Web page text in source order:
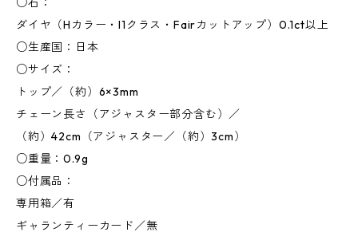
ダイヤ（Hカラー・I1クラス・Fairカットアップ）0.1ct以上
○生産国：日本
○サイズ：
トップ／（約）6×3mm
チェーン長さ（アジャスター部分含む）／
（約）42cm（アジャスター／（約）3cm）
○重量：0.9g
○付属品：
専用箱／有
ギャランティーカード／無